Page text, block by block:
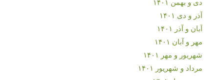
آذر و دی ۱۴۰۱
آبان و آذر ۱۴۰۱
مهر و آبان ۱۴۰۱
شهریور و مهر ۱۴۰۱
مرداد و شهریور ۱۴۰۱